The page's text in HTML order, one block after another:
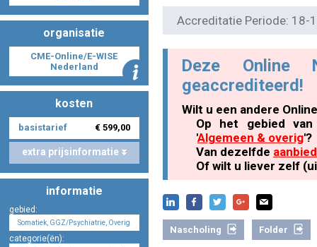
Nascholing aanmelden
Zoek op kaart
organisatie
CME-Online/E-WISE
Nederland
kosten
basistarief € 599,00
extra prijsinformatie
informatie
gebied:
Somatiek, GGZ/Psychiatrie, Overig
categorie(ën):
Accreditatie Periode:
Deze Online
geaccrediteerd!
Wilt u een andere
Op het gebied
'Algemeen & overig'?
Van dezelfde
Of wilt u liever zelf
Nascholing Folder